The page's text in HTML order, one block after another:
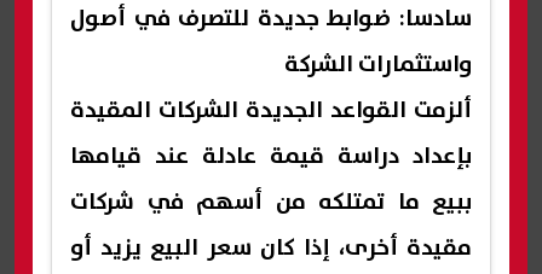
سادسا: ضوابط جديدة للتصرف في أصول
واستثمارات الشركة
ألزمت القواعد الجديدة الشركات المقيدة
بإعداد دراسة قيمة عادلة عند قيامها
ببيع ما تمتلكه من أسهم في شركات
مقيدة أخرى، إذا كان سعر البيع يزيد أو